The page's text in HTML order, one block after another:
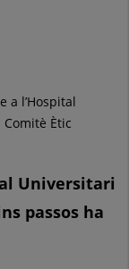
a l’Hospital
Ètic
Universitari
passos ha